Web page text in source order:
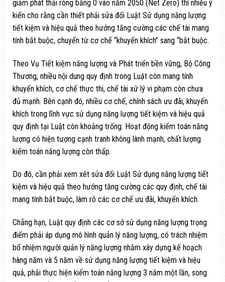
giảm phát thải ròng bằng 0 vào năm 2050 (Net Zero) thì nhiều ý
kiến cho rằng cần thiết phải sửa đổi Luật Sử dụng năng lượng
tiết kiệm và hiệu quả theo hướng tăng cường các chế tài mang
tính bắt buộc, chuyển từ cơ chế “khuyến khích” sang “bắt buộc.
Theo Vụ Tiết kiệm năng lượng và Phát triển bền vững, Bộ Công
Thương, nhiều nội dung quy định trong Luật còn mang tính
khuyến khích, cơ chế thực thi, chế tài xử lý vi phạm còn chưa
đủ mạnh. Bên cạnh đó, nhiều cơ chế, chính sách ưu đãi, khuyến
khích trong lĩnh vực sử dụng năng lượng tiết kiệm và hiệu quả
quy định tại Luật còn khoảng trống. Hoạt động kiểm toán năng
lượng có hiện tượng cạnh tranh không lành mạnh, chất lượng
kiểm toán năng lượng còn thấp.
Do đó, cần phải xem xét sửa đổi Luật Sử dụng năng lượng tiết
kiệm và hiệu quả theo hướng tăng cường các quy định, chế tài
mang tính bắt buộc, làm rõ các cơ chế ưu đãi, khuyến khích.
Chẳng hạn, Luật quy định các cơ sở sử dụng năng lượng trọng
điểm phải áp dụng mô hình quản lý năng lượng, có trách nhiệm
bổ nhiệm người quản lý năng lượng nhằm xây dựng kế hoạch
hàng năm và 5 năm về sử dụng năng lượng tiết kiệm và hiệu
quả, phải thực hiện kiểm toán năng lượng 3 năm một lần, song